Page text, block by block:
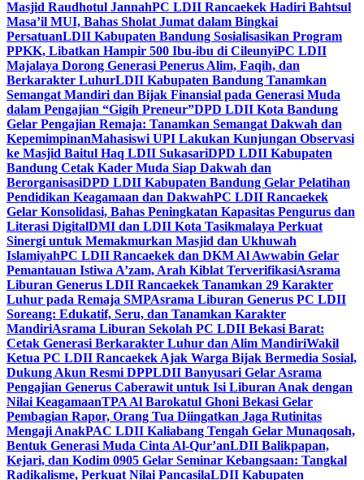
Masjid Raudhotul JannahPC LDII Rancaekek Hadiri Bahtsul
Masa’il MUI, Bahas Sholat Jumat dalam Bingkai
PersatuanLDII Kabupaten Bandung Sosialisasikan Program
PPKK, Libatkan Hampir 500 Ibu-ibu di CileunyiPC LDII
Majalaya Dorong Generasi Penerus Alim, Faqih, dan
Berkarakter LuhurLDII Kabupaten Bandung Tanamkan
Semangat Mandiri dan Bijak Finansial pada Generasi Muda
dalam Pengajian “Gigih Preneur”DPD LDII Kota Bandung
Gelar Pengajian Remaja: Tanamkan Semangat Dakwah dan
KepemimpinanMahasiswi UPI Lakukan Kunjungan Observasi
ke Masjid Baitul Haq LDII SukasariDPD LDII Kabupaten
Bandung Cetak Kader Muda Siap Dakwah dan
BerorganisasiDPD LDII Kabupaten Bandung Gelar Pelatihan
Pendidikan Keagamaan dan DakwahPC LDII Rancaekek
Gelar Konsolidasi, Bahas Peningkatan Kapasitas Pengurus dan
Literasi DigitalDMI dan LDII Kota Tasikmalaya Perkuat
Sinergi untuk Memakmurkan Masjid dan Ukhuwah
IslamiyahPC LDII Rancaekek dan DKM Al Awwabin Gelar
Pemantauan Istiwa A’zam, Arah Kiblat TerverifikasiAsrama
Liburan Generus LDII Rancaekek Tanamkan 29 Karakter
Luhur pada Remaja SMPAsrama Liburan Generus PC LDII
Soreang: Edukatif, Seru, dan Tanamkan Karakter
MandiriAsrama Liburan Sekolah PC LDII Bekasi Barat:
Cetak Generasi Berkarakter Luhur dan Alim MandiriWakil
Ketua PC LDII Rancaekek Ajak Warga Bijak Bermedia Sosial,
Dukung Akun Resmi DPPLDII Banyusari Gelar Asrama
Pengajian Generus Caberawit untuk Isi Liburan Anak dengan
Nilai KeagamaanTPA Al Barokatul Ghoni Bekasi Gelar
Pembagian Rapor, Orang Tua Diingatkan Jaga Rutinitas
Mengaji AnakPAC LDII Kaliabang Tengah Gelar Munaqosah,
Bentuk Generasi Muda Cinta Al-Qur’anLDII Balikpapan,
Kejari, dan Kodim 0905 Gelar Seminar Kebangsaan: Tangkal
Radikalisme, Perkuat Nilai PancasilaLDII Kabupaten